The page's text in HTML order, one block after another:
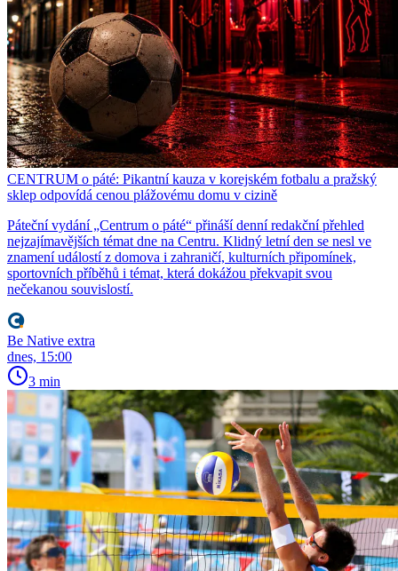
CENTRUM o páté: Pikantní kauza v korejském fotbalu a pražský
sklep odpovídá cenou plážovému domu v cizině
Páteční vydání „Centrum o páté“ přináší denní redakční přehled
nejzajímavějších témat dne na Centru. Klidný letní den se nesl ve
znamení událostí z domova i zahraničí, kulturních připomínek,
sportovních příběhů i témat, která dokážou překvapit svou
nečekanou souvislostí.
Be Native extra
dnes, 15:00
3 min